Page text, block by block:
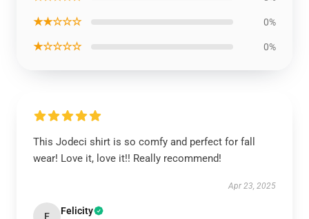
★★☆☆☆ 0%
★☆☆☆☆ 0%
This Jodeci shirt is so comfy and perfect for fall
wear! Love it, love it!! Really recommend!
Apr 23, 2025
F Felicity